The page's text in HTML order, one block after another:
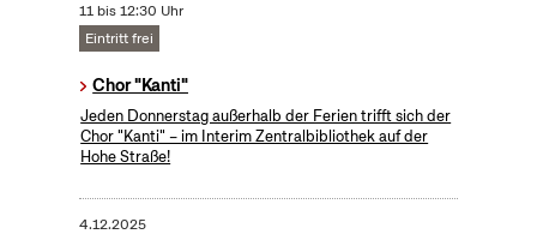
11 bis 12:30 Uhr
Eintritt frei
Chor "Kanti"
Jeden Donnerstag außerhalb der Ferien trifft sich der
Chor "Kanti" – im Interim Zentralbibliothek auf der
Hohe Straße!
4.12.2025